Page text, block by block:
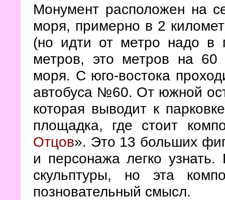
Монумент расположен на
моря, примерно в 2
(но идти от метро надо в
метров, это метров на 60
моря. С юго-востока
автобуса №60. От южной
которая выводит к
площадка, где стоит
Отцов». Это 13 больших
и персонажа легко
скульптуры, но эта
позновательный смысл.